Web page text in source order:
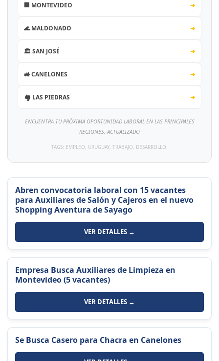
🏢 MONTEVIDEO ➔
🌊 MALDONADO ➔
🏛️ SAN JOSÉ ➔
🚜 CANELONES ➔
🏘️ LAS PIEDRAS ➔
ENCUENTRA TU PRÓXIMA OPORTUNIDAD LABORAL EN LAS PRINCIPALES
REGIONES. ACTUALIZADO
TAGS: EMPLEO, URUGUAY, TRABAJO, DESARROLLO.
Abren convocatoria laboral con 15 vacantes
para Auxiliares de Salón y Cajeros en el nuevo
Shopping Aventura de Sayago
VER DETALLES →
Empresa Busca Auxiliares de Limpieza en
Montevideo (5 vacantes)
VER DETALLES →
Se Busca Casero para Chacra en Canelones